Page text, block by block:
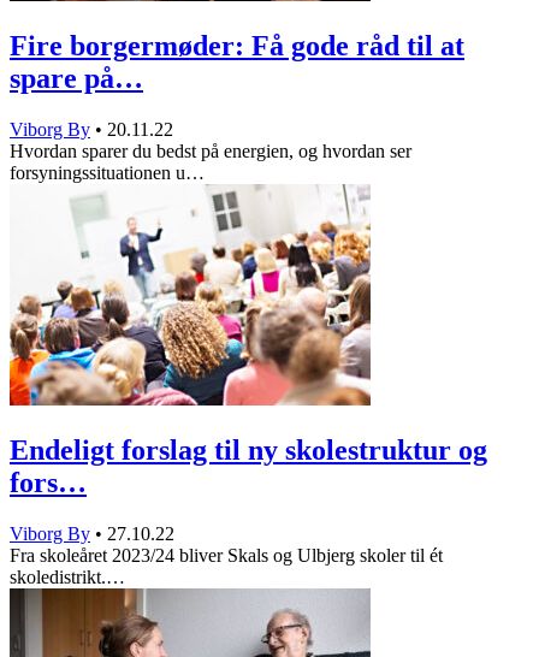
Fire borgermøder: Få gode råd til at
spare på…
Viborg By • 20.11.22
Hvordan sparer du bedst på energien, og hvordan ser
forsyningssituationen u…
Endeligt forslag til ny skolestruktur og
fors…
Viborg By • 27.10.22
Fra skoleåret 2023/24 bliver Skals og Ulbjerg skoler til ét
skoledistrikt.…